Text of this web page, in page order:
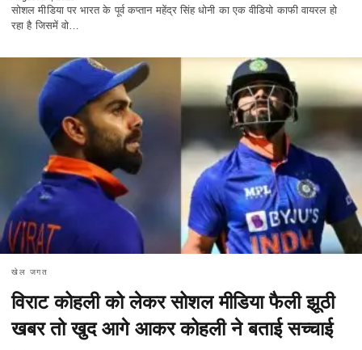
सोशल मीडिया पर भारत के पूर्व कप्तान महेंद्र सिंह धोनी का एक वीडियो काफी वायरल हो
रहा है जिसमें वो…
खेल जगत
विराट कोहली को लेकर सोशल मीडिया फैली झूठी
खबर तो खुद आगे आकर कोहली ने बताई सच्चाई